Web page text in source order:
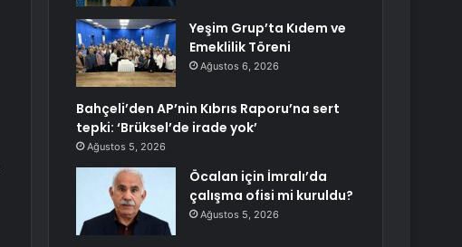
Yeşim Grup’ta Kıdem ve
Emeklilik Töreni
Ağustos 6, 2026
Bahçeli’den AP’nin Kıbrıs Raporu’na sert
tepki: ‘Brüksel’de irade yok’
Ağustos 5, 2026
Öcalan için İmralı’da
çalışma ofisi mi kuruldu?
Ağustos 5, 2026